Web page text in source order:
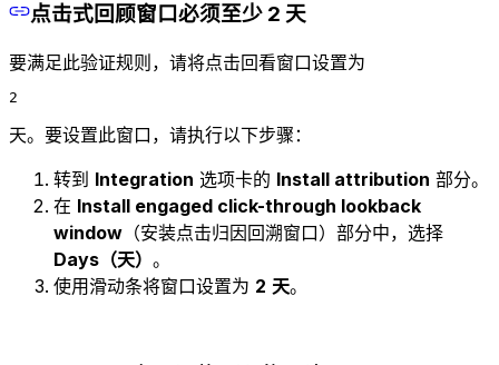
点击式回顾窗口必须至少 2 天
要满足此验证规则，请将点击回看窗口设置为
2
天。要设置此窗口，请执行以下步骤：
转到 Integration 选项卡的 Install attribution 部分。
在 Install engaged click-through lookback
window （安装点击归因回溯窗口）部分中，选择
Days（天） 。
使用滑动条将窗口设置为 2 天。